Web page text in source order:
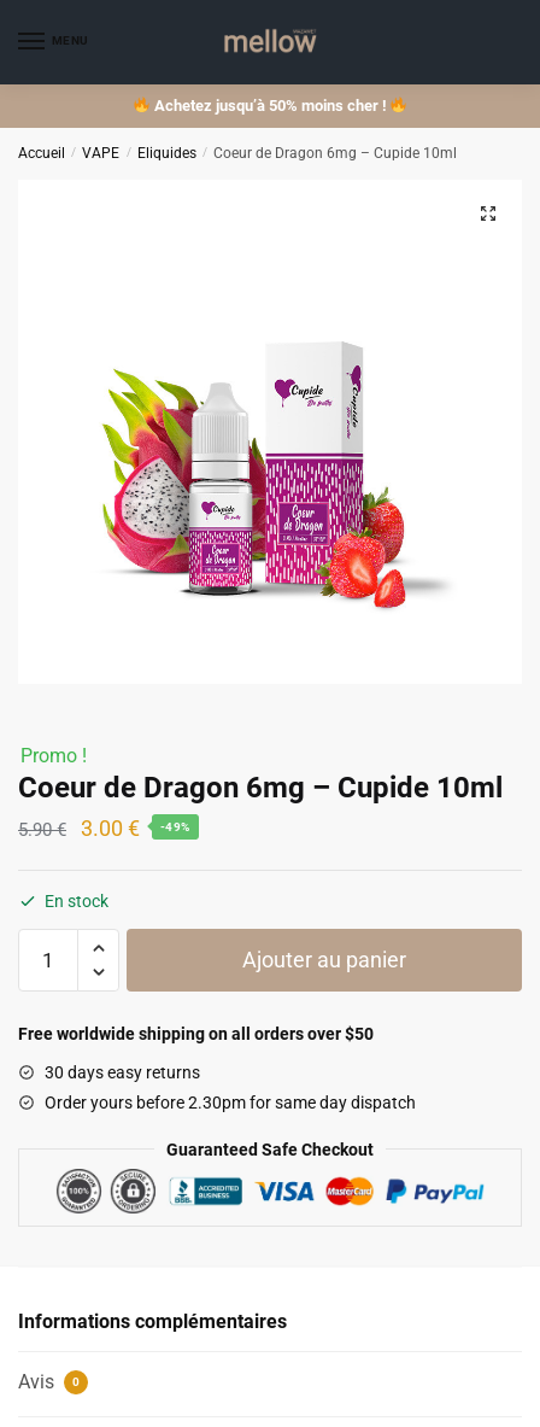
MENU
Achetez jusqu’à 50% moins cher !
Accueil / VAPE / Eliquides / Coeur de Dragon 6mg – Cupide 10ml
Promo !
Coeur de Dragon 6mg – Cupide 10ml
5.90€
Le
initial
était :
5.90 €.
3.00 €Le
est :
-49%
En stock
de
6mg
Ajouter au panier
Free worldwide shipping on all orders over $50
30 days easy returns
Order yours before 2.30pm for same day dispatch
Guaranteed Safe Checkout
Informations complémentaires
Avis 0